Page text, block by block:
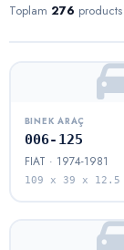
Toplam 276
BINEK ARAÇ
006-125
FIAT · 1974-1981
109 x 39 x 12.5